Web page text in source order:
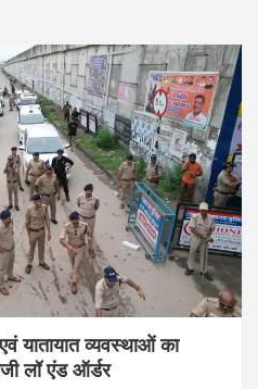
यातायात व्यवस्थाओं का
लॉ एंड ऑर्डर